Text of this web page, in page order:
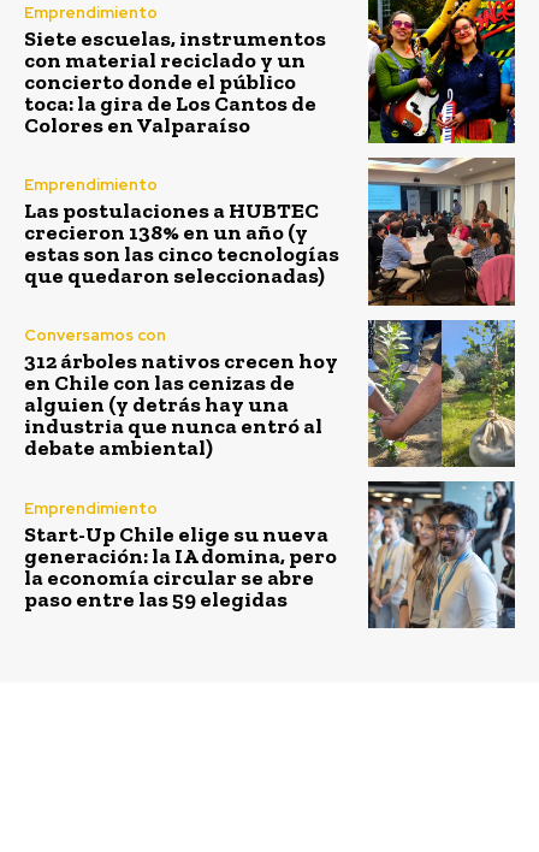
Emprendimiento
Siete escuelas, instrumentos
con material reciclado y un
concierto donde el público
toca: la gira de Los Cantos de
Colores en Valparaíso
Emprendimiento
Las postulaciones a HUBTEC
crecieron 138% en un año (y
estas son las cinco tecnologías
que quedaron seleccionadas)
Conversamos con
312 árboles nativos crecen hoy
en Chile con las cenizas de
alguien (y detrás hay una
industria que nunca entró al
debate ambiental)
Emprendimiento
Start-Up Chile elige su nueva
generación: la IA domina, pero
la economía circular se abre
paso entre las 59 elegidas